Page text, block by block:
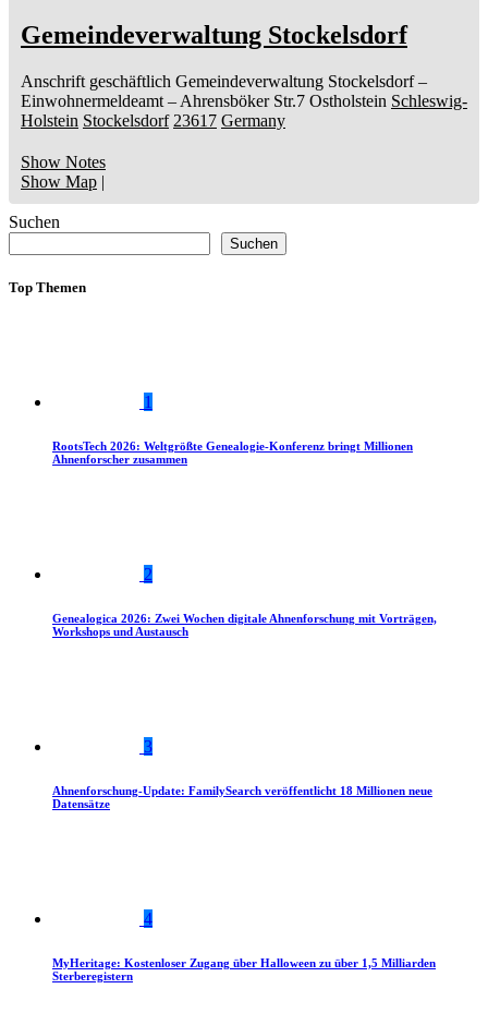
Gemeindeverwaltung Stockelsdorf
Anschrift geschäftlich Gemeindeverwaltung Stockelsdorf –
Einwohnermeldeamt – Ahrensböker Str.7 Ostholstein Schleswig-
Holstein Stockelsdorf 23617 Germany
Show Notes
Show Map |
Suchen
Suchen
Top Themen
1
RootsTech 2026: Weltgrößte Genealogie-Konferenz bringt Millionen
Ahnenforscher zusammen
2
Genealogica 2026: Zwei Wochen digitale Ahnenforschung mit Vorträgen,
Workshops und Austausch
3
Ahnenforschung-Update: FamilySearch veröffentlicht 18 Millionen neue
Datensätze
4
MyHeritage: Kostenloser Zugang über Halloween zu über 1,5 Milliarden
Sterberegistern